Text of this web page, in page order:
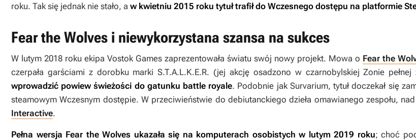
roku. Tak się jednak nie stało, a w kwietniu 2015 roku tytuł trafił do Wczesnego dostępu na platformie
Fear the Wolves i niewykorzystana szansa na sukces
W lutym 2018 roku ekipa Vostok Games zaprezentowała światu swój nowy projekt. Mowa o Fear the
czerpała garściami z dorobku markiS.T.A.L.K.E.R. (jej akcję osadzono w czarnobylskiej Zonie
wprowadzić powiew świeżości do gatunku battle royale. Podobnie jak Survarium, tytuł doczekał się
steamowym Wczesnym dostępie. W przeciwieństwie do debiutanckiego dzieła omawianego zespołu, nad
Interactive.
Pełna wersja Fear the Wolves ukazała się na komputerach osobistych w lutym 2019 roku; choć